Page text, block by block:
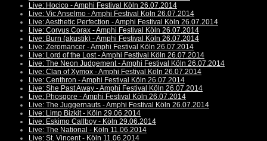
Live: Hocico - Amphi Festival Köln 26.07.2014
Live: Vic Anselmo - Amphi Festival Köln 26.07.2014
Live: Aesthetic Perfection - Amphi Festival Köln 26.07.2014
Live: Corvus Corax - Amphi Festival Köln 26.07.2014
Live: Burn (akustik) - Amphi Festival Köln 26.07.2014
Live: Zeromancer - Amphi Festival Köln 26.07.2014
Live: Lord of the Lost - Amphi Festival Köln 26.07.2014
Live: The Neon Judgement - Amphi Festival Köln 26.07.2014
Live: Clan of Xymox - Amphi Festival Köln 26.07.2014
Live: Centhron - Amphi Festival Köln 26.07.2014
Live: She Past Away - Amphi Festival Köln 26.07.2014
Live: Phosgore - Amphi Festival Köln 26.07.2014
Live: The Juggernauts - Amphi Festival Köln 26.07.2014
Live: Limp Bizkit - Köln 29.06.2014
Live: Eskimo Callboy - Köln 29.06.2014
Live: The National - Köln 11.06.2014
Live: St. Vincent - Köln 11.06.2014